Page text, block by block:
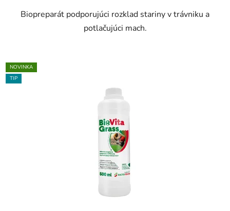
Biopreparát podporujúci rozklad stariny v trávniku a
potlačujúci mach.
NOVINKA
TIP